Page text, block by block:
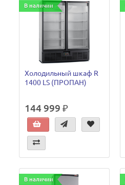
В наличии
Холодильный шкаф R
1400 LS (ПРОПАН)
144 999 ₽
В наличии